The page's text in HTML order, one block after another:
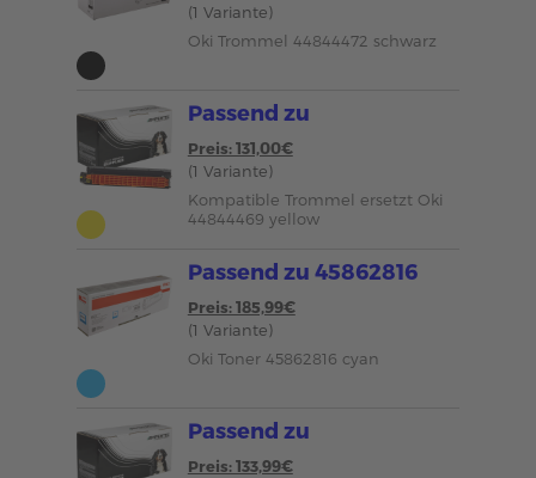
(1 Variante)
Oki Trommel 44844472 schwarz
Passend zu
Preis: 131,00€
(1 Variante)
Kompatible Trommel ersetzt Oki
44844469 yellow
Passend zu 45862816
Preis: 185,99€
(1 Variante)
Oki Toner 45862816 cyan
Passend zu
Preis: 133,99€